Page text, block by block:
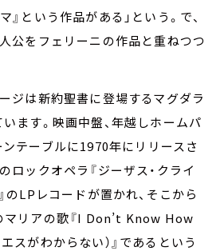
』という作品がある」という。で、
公をフェリーニの作品と重ねつつ
ジは新約聖書に登場するマグダラ
ます。映画中盤、年越しホームパ
テーブルに1970年にリリースさ
ロックオペラ『ジーザス・クライ
のLPレコードが置かれ、そこから
マリアの歌『I Don’t Know How
スがわからない）』であるという